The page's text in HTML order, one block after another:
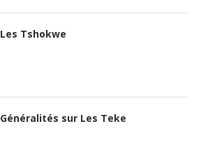
Les Tshokwe
Généralités sur Les Teke